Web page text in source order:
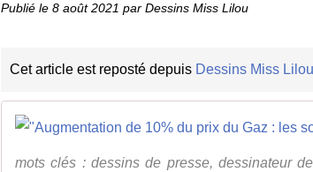
Publié le 8 août 2021 par Dessins Miss Lilou
Cet article est reposté depuis Dessins Miss Lilou
mots clés : dessins de presse, dessinateur